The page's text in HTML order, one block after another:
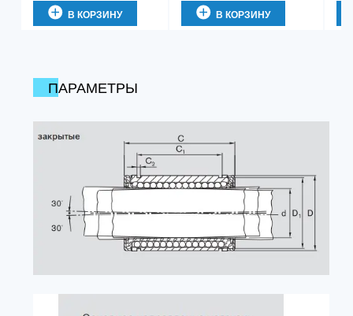
В КОРЗИНУ В КОРЗИНУ
ПАРАМЕТРЫ